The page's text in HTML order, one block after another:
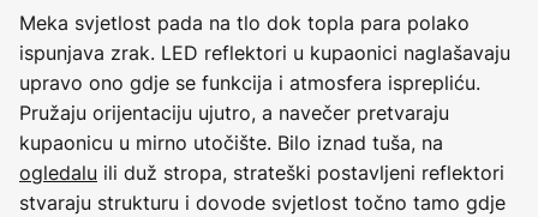
Meka svjetlost pada na tlo dok topla para polako
ispunjava zrak. LED reflektori u kupaonici naglašavaju
upravo ono gdje se funkcija i atmosfera isprepliću.
Pružaju orijentaciju ujutro, a navečer pretvaraju
kupaonicu u mirno utočište. Bilo iznad tuša, na
ogledalu ili duž stropa, strateški postavljeni reflektori
stvaraju strukturu i dovode svjetlost točno tamo gdje